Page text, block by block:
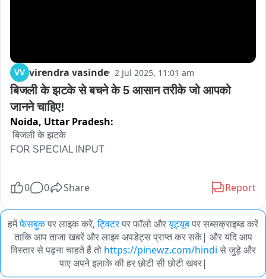
VV virendra vasinde 2 Jul 2025, 11:01 am
बिजली के झटके से बचने के 5 आसान तरीके जो आपको
जानने चाहिए!
Noida, Uttar Pradesh:
FOR SPECIAL INPUT
0 0 Share Report
हमेंफेसबुकपर लाइक करें, ट्विटरपर फॉलो औरयूट्यूबपर सब्सक्राइब्ड करें
ताकि आप ताजा खबरें और लाइव अपडेट्स प्राप्त कर सकें| और यदि आप
विस्तार से पढ़ना चाहते हैं तो https://pinewz.com/hindi से जुड़े और
पाए अपने इलाके की हर छोटी सी छोटी खबर|